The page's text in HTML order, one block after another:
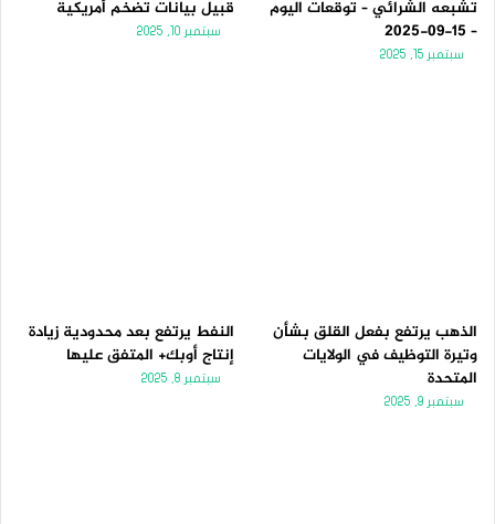
تشبعه الشرائي – توقعات اليوم
– 15-09-2025
سبتمبر 15, 2025
قبيل بيانات تضخم أمريكية
سبتمبر 10, 2025
الذهب يرتفع بفعل القلق بشأن
وتيرة التوظيف في الولايات
المتحدة
سبتمبر 9, 2025
النفط يرتفع بعد محدودية زيادة
إنتاج أوبك+ المتفق عليها
سبتمبر 8, 2025